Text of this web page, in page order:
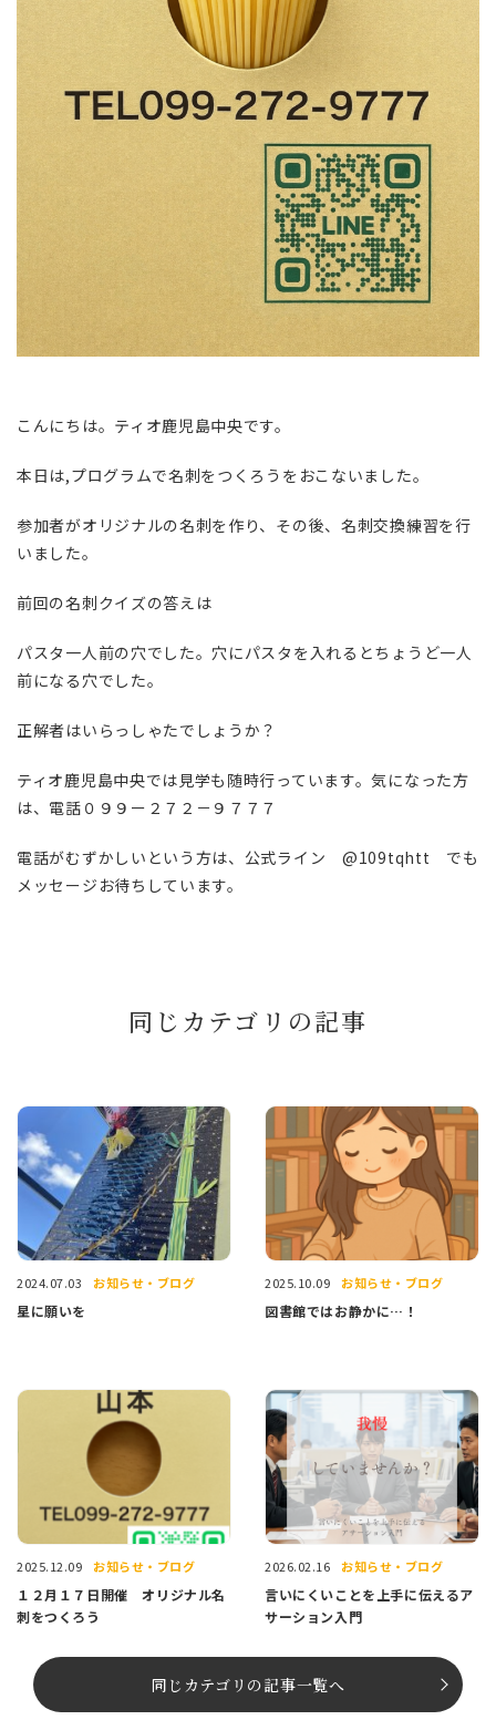
こんにちは。ティオ鹿児島中央です。
本日は,プログラムで名刺をつくろうをおこないました。
参加者がオリジナルの名刺を作り、その後、名刺交換練習を行
いました。
前回の名刺クイズの答えは
パスタ一人前の穴でした。穴にパスタを入れるとちょうど一人
前になる穴でした。
正解者はいらっしゃたでしょうか？
ティオ鹿児島中央では見学も随時行っています。気になった方
は、電話０９９ー２７２－９７７７
電話がむずかしいという方は、公式ライン @109tqhtt でも
メッセージお待ちしています。
同じカテゴリの記事
2024.07.03 お知らせ・ブログ
星に願いを
2025.10.09 お知らせ・ブログ
図書館ではお静かに…！
2025.12.09 お知らせ・ブログ
１２月１７日開催 オリジナル名
刺をつくろう
2026.02.16 お知らせ・ブログ
言いにくいことを上手に伝えるア
サーション入門
同じカテゴリの記事⼀覧へ